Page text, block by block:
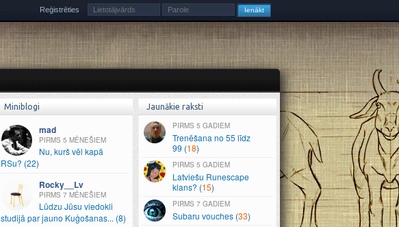
Reģistrēties
Jaunākie raksti
5 GADIEM
Trenēšana no 55 līdz
99 (18)
5 GADIEM
Latviešu Runescape
klans? (15)
7 GADIEM
Subaru vouches (33)
Miniblogi
mad
5 MĒNEŠIEM
Nu, kurš vēl kapā
RSu? (22)
Rocky__Lv
7 MĒNEŠIEM
Lūdzu Jūsu viedokli
studijā par jauno Kuģošanas... (8)